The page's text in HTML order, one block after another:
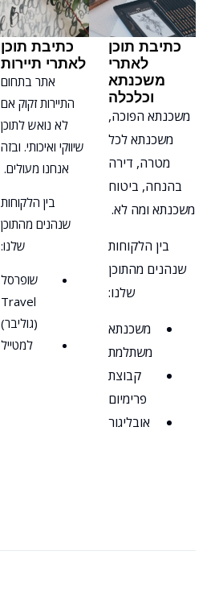
כתיבת תוכן
לאתרי
משכנתא
וכלכלה
משכנתא הפוכה,
משכנתא לכל
מטרה, דירה
בהנחה, ביטוח
משכנתא ומה לא.
בין הלקוחות
שנהנים מהתוכן
שלנו:
משכנתא
משתלמת
קבוצת
פרימיום
אובליגור
כתיבת תוכן
לאתרי תיירות
אתר בתחום
התיירות זקוק אם
לא נואש לתוכן
שיווקי ואיכותי. ובזה
אנחנו מעולים.
בין הלקוחות
שנהנים מהתוכן
שלנו:
שופרסל
Travel
(גוליבר)
למטייל